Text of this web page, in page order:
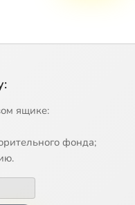
ящике:
фонда;